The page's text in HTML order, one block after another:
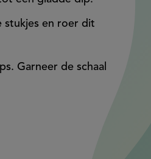
stukjes en roer dit
Garneer de schaal